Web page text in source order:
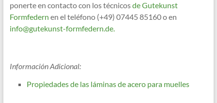
ponerte en contacto con los técnicosde Gutekunst
Formfedern en el teléfono (+49) 07445 85160 o en
info@gutekunst-formfedern.de.
Información Adicional:
Propiedades de las láminas de acero para muelles